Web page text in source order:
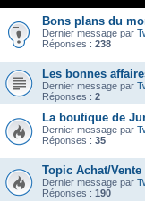
Bons plans du
Dernier message par
Réponses : 238
Les bonnes
Dernier message par
Réponses : 2
La boutique de
Dernier message par
Réponses : 35
Topic Achat/Vente
Dernier message par
Réponses : 190